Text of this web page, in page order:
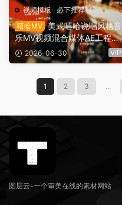
视频模板 · 必下推荐
嘻哈MV 美式嘻哈说唱风格音
乐MV视频混合媒体AE工程项
目文件模板 ClashiVFX – YEA
T PROYECTO（15777）
2026-06-30 VIP
1 2 3 ...
图层云-一个审美在线的素材网站